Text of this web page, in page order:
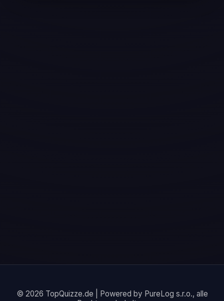
© 2026 TopQuizze.de | Powered by PureLog s.r.o., alle